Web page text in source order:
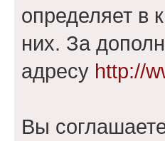
определяет в
них. За
адресу http://
Вы